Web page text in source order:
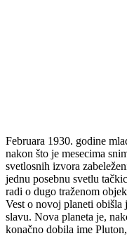
Februara 1930. godine
nakon što je mesecima
svetlosnih izvora
jednu posebnu svetlu
radi o dugo traženom
Vest o novoj planeti obišla
slavu. Nova planeta je,
konačno dobila ime